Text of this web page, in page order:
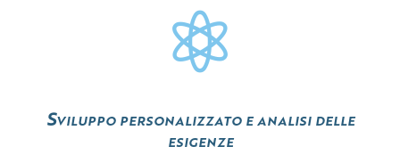

Sviluppo personalizzato e analisi delle
esigenze